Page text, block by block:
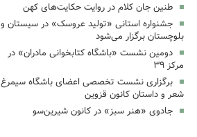
طنین جان کلام در روایت حکایت‌های کهن
جشنواره استانی «تولید عروسک» در سیستان و
بلوچستان برگزار می‌شود
دومین نشست «باشگاه کتابخوانی مادران» در
مرکز ۳۹
برگزاری نشست تخصصی اعضای باشگاه سیمرغ
شعر و داستان کانون قزوین
جادوی «هنر سبز» در کانون شیرین‌سو